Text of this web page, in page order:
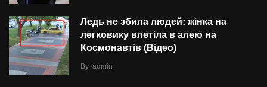
Ледь не збила людей: жінка на
легковику влетіла в алею на
Космонавтів (Відео)
By admin